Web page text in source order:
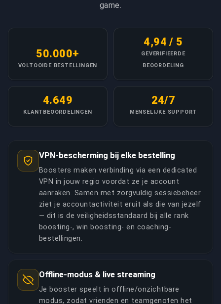
game.
VOLTOOIDE BESTELLINGEN
50.000+
GEVERIFIEERDE
BEOORDELING
4,94 / 5
KLANTBEOORDELINGEN
4.649
MENSELIJKE SUPPORT
24/7
VPN-bescherming bij elke bestelling
Boosters maken verbinding via een dedicated
VPN in jouw regio voordat ze je account
aanraken. Samen met zorgvuldig sessiebeheer
ziet je accountactiviteit eruit als die van jezelf
— dit is de veiligheidsstandaard bij alle rank
boosting-, win boosting- en coaching-
bestellingen.
Offline-modus & live streaming
Je booster speelt in offline/onzichtbare
modus, zodat vrienden en teamgenoten het